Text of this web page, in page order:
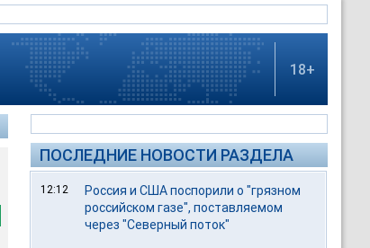
18+
ПОСЛЕДНИЕ НОВОСТИ РАЗДЕЛА
12:12
Россия и США поспорили о "грязном
российском газе", поставляемом
через "Северный поток"